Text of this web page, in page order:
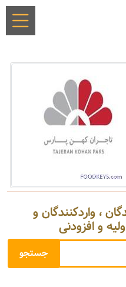
، واردکنندگان و
و افزودنی